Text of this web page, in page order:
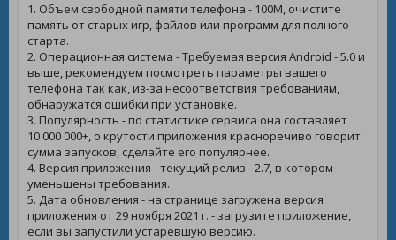
1. Объем свободной памяти телефона - 100M, очистите
память от старых игр, файлов или программ для полного
старта.
2. Операционная система - Требуемая версия Android - 5.0 и
выше, рекомендуем посмотреть параметры вашего
телефона так как, из-за несоответствия требованиям,
обнаружатся ошибки при установке.
3. Популярность - по статистике сервиса она составляет
10 000 000+, о крутости приложения красноречиво говорит
сумма запусков, сделайте его популярнее.
4. Версия приложения - текущий релиз - 2.7, в котором
уменьшены требования.
5. Дата обновления - на странице загружена версия
приложения от 29 ноября 2021 г. - загрузите приложение,
если вы запустили устаревшую версию.